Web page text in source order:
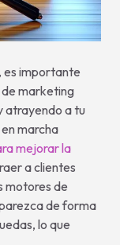
es importante
marketing
atrayendo a tu
marcha
mejorar la
a clientes
motores de
de forma
lo que